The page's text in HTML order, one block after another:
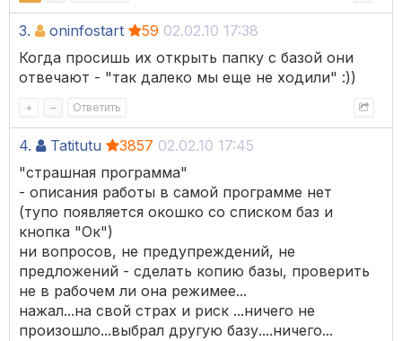
3. oninfostart 59 02.02.10 17:38
Когда просишь их открыть папку с базой они
отвечают - "так далеко мы еще не ходили" :))
+ – Ответить
4. Tatitutu 3857 02.02.10 17:45
"страшная программа"
- описания работы в самой программе нет
(тупо появляется окошко со списком баз и
кнопка "Ок")
ни вопросов, не предупреждений, не
предложений - сделать копию базы, проверить
не в рабочем ли она режимее...
нажал...на свой страх и риск ...ничего не
произошло...выбрал другую базу....ничего...